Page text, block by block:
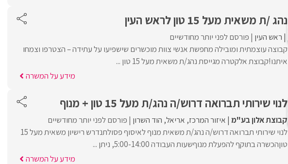
נהג /ת משאית מעל 15 טון לראש העין
ראש העין פורסם לפני יותר מחודשיים
קבוצה עוצמתית ומובילה מחפשת אנשי צוות מוכשרים שישפיעו על עתידה – הצטרפו וצמחו
איתנו!קבוצת אלקטרה מגייסת נהג/ת משאית מעל 15 טון ...
מידע על המשרה
לנוי שירותי תברואה דרוש/ה נהג/ת מעל 15 טון + מנוף
קבוצת אלון בע"מ איזור המרכז אריאל הוד השרון פורסם לפני יותר מחודשיים
לנוי שירותי תברואה דרוש/ה נהג/ת משאית מנוף לאיסוף פסולתנדרש רישיון משאית מעל 15
טוןהכשרה בתוקף להפעלת מנוףשעות העבודה 5:00-14:00, ניתן ...
מידע על המשרה